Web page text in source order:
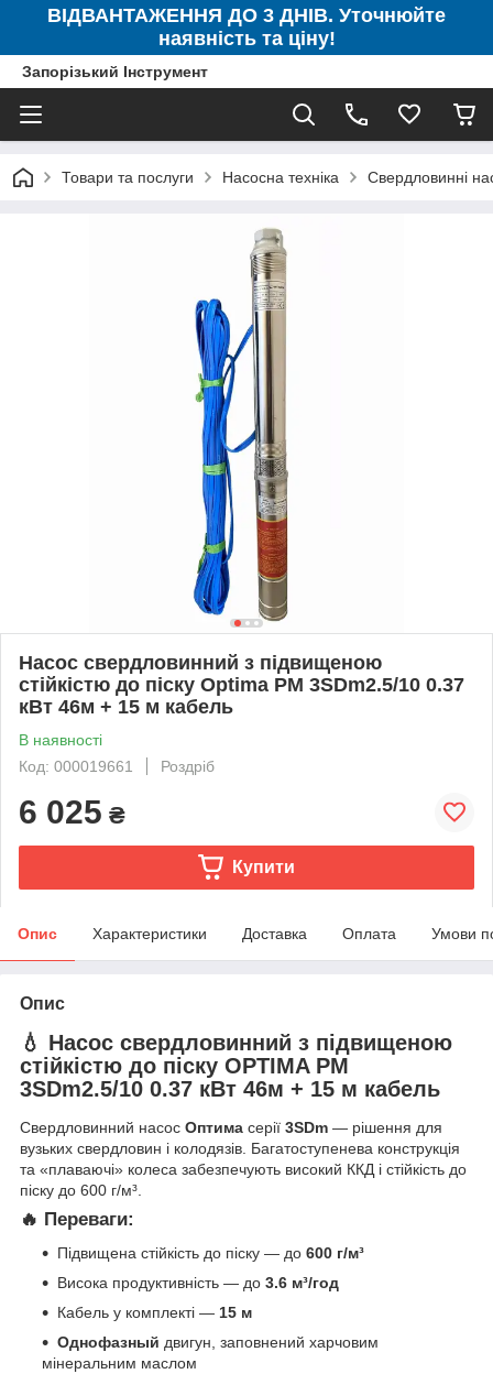
ВІДВАНТАЖЕННЯ ДО 3 ДНІВ. Уточнюйте
наявність та ціну!
Запорізький Інструмент
Товари та послуги Насосна техніка Свердловинні
Насос свердловинний з підвищеною
стійкістю до піску Optima PM 3SDm2.5/10 0.37
кВт 46м + 15 м кабель
В наявності
Код: 000019661
Роздріб
6 025 ₴
Купити
Опис Характеристики Доставка Оплата Умови
Опис
💧 Насос свердловинний з підвищеною
стійкістю до піску OPTIMA PM
3SDm2.5/10 0.37 кВт 46м + 15 м кабель
Свердловинний насос Оптима серії 3SDm — рішення для
вузьких свердловин і колодязів. Багатоступенева конструкція
та «плаваючі» колеса забезпечують високий ККД і стійкість до
піску до 600 г/м³.
🔥 Переваги:
Підвищена стійкість до піску — до 600 г/м³
Висока продуктивність — до 3.6 м³/год
Кабель у комплекті — 15 м
Однофазный двигун, заповнений харчовим
мінеральним маслом